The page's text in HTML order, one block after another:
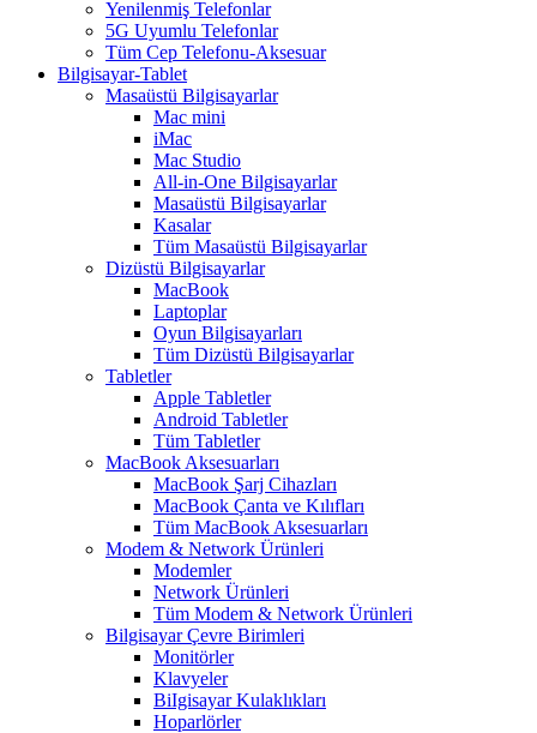
Yenilenmiş Telefonlar
5G Uyumlu Telefonlar
Tüm Cep Telefonu-Aksesuar
Bilgisayar-Tablet
Masaüstü Bilgisayarlar
Mac mini
iMac
Mac Studio
All-in-One Bilgisayarlar
Masaüstü Bilgisayarlar
Kasalar
Tüm Masaüstü Bilgisayarlar
Dizüstü Bilgisayarlar
MacBook
Laptoplar
Oyun Bilgisayarları
Tüm Dizüstü Bilgisayarlar
Tabletler
Apple Tabletler
Android Tabletler
Tüm Tabletler
MacBook Aksesuarları
MacBook Şarj Cihazları
MacBook Çanta ve Kılıfları
Tüm MacBook Aksesuarları
Modem & Network Ürünleri
Modemler
Network Ürünleri
Tüm Modem & Network Ürünleri
Bilgisayar Çevre Birimleri
Monitörler
Klavyeler
BiIgisayar Kulaklıkları
Hoparlörler